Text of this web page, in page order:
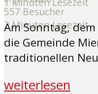
557 Besucher
2 Minuten Lesezeit
Am Sonntag,
die Gemeinde
traditionellen
weiterlesen